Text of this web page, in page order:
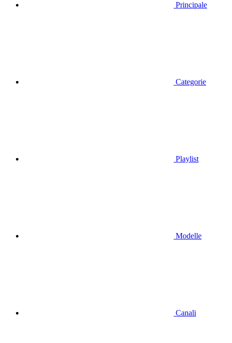
Principale
Categorie
Playlist
Modelle
Canali